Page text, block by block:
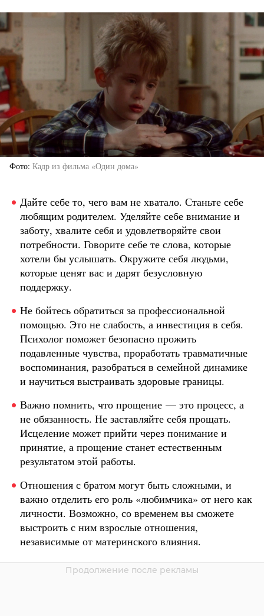
Фото Кадр из фильма «Один дома»
Дайте себе то, чего вам не хватало. Станьте себе
любящим родителем. Уделяйте себе внимание и
заботу, хвалите себя и удовлетворяйте свои
потребности. Говорите себе те слова, которые
хотели бы услышать. Окружите себя людьми,
которые ценят вас и дарят безусловную
поддержку.
Не бойтесь обратиться за профессиональной
помощью. Это не слабость, а инвестиция в себя.
Психолог поможет безопасно прожить
подавленные чувства, проработать травматичные
воспоминания, разобраться в семейной динамике
и научиться выстраивать здоровые границы.
Важно помнить, что прощение — это процесс, а
не обязанность. Не заставляйте себя прощать.
Исцеление может прийти через понимание и
принятие, а прощение станет естественным
результатом этой работы.
Отношения с братом могут быть сложными, и
важно отделить его роль «любимчика» от него как
личности. Возможно, со временем вы сможете
выстроить с ним взрослые отношения,
независимые от материнского влияния.